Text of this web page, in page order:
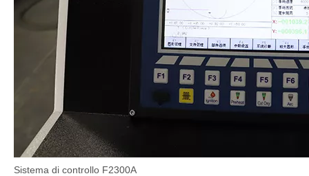
Sistema di controllo F2300A